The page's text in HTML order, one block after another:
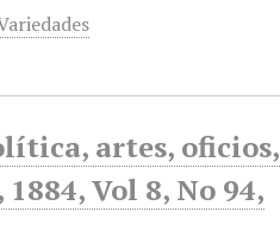
artes, oficios,
Vol 8, No 94,